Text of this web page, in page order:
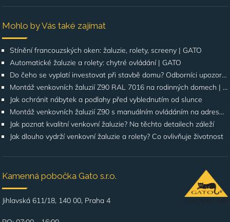
Mohlo by Vás také zajímat
Stínění francouzských oken: žaluzie, rolety, screeny | GATO
Automatické žaluzie a rolety: chytré ovládání | GATO
Do čeho se vyplatí investovat při stavbě domu? Odborníci upozorňují na stínění oken
Montáž venkovních žaluzií Z90 RAL 7016 na rodinných domech | Případová studie
Jak ochránit nábytek a podlahy před vyblednutím od slunce
Montáž venkovních žaluzií Z90 s manuálním ovládáním na adrese Štúrova, Praha 4
Jak poznat kvalitní venkovní žaluzie? Na těchto detailech záleží
Jak dlouho vydrží venkovní žaluzie a rolety? Co ovlivňuje životnost
Kamenná pobočka Gato s.r.o.
Jihlavská 611/18, 140 00, Praha 4